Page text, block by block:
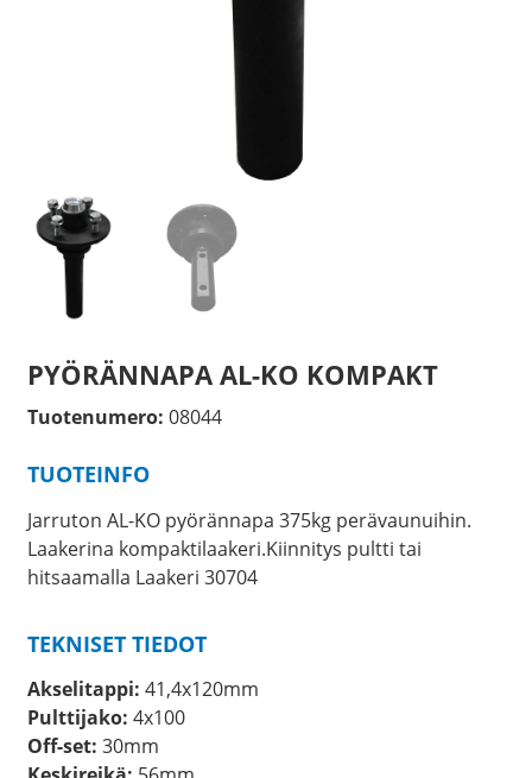
PYÖRÄNNAPA AL-KO KOMPAKT
Tuotenumero: 08044
TUOTEINFO
Jarruton AL-KO pyörännapa 375kg perävaunuihin.
Laakerina kompaktilaakeri.Kiinnitys pultti tai
hitsaamalla Laakeri 30704
TEKNISET TIEDOT
Akselitappi: 41,4x120mm
Pulttijako: 4x100
Off-set: 30mm